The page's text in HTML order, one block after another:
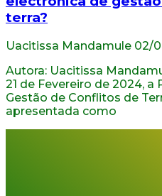
terra?
Uacitissa Mandamule 02/
Autora: Uacitissa
21 de Fevereiro de 2024,
Gestão de Conflitos de
apresentada como